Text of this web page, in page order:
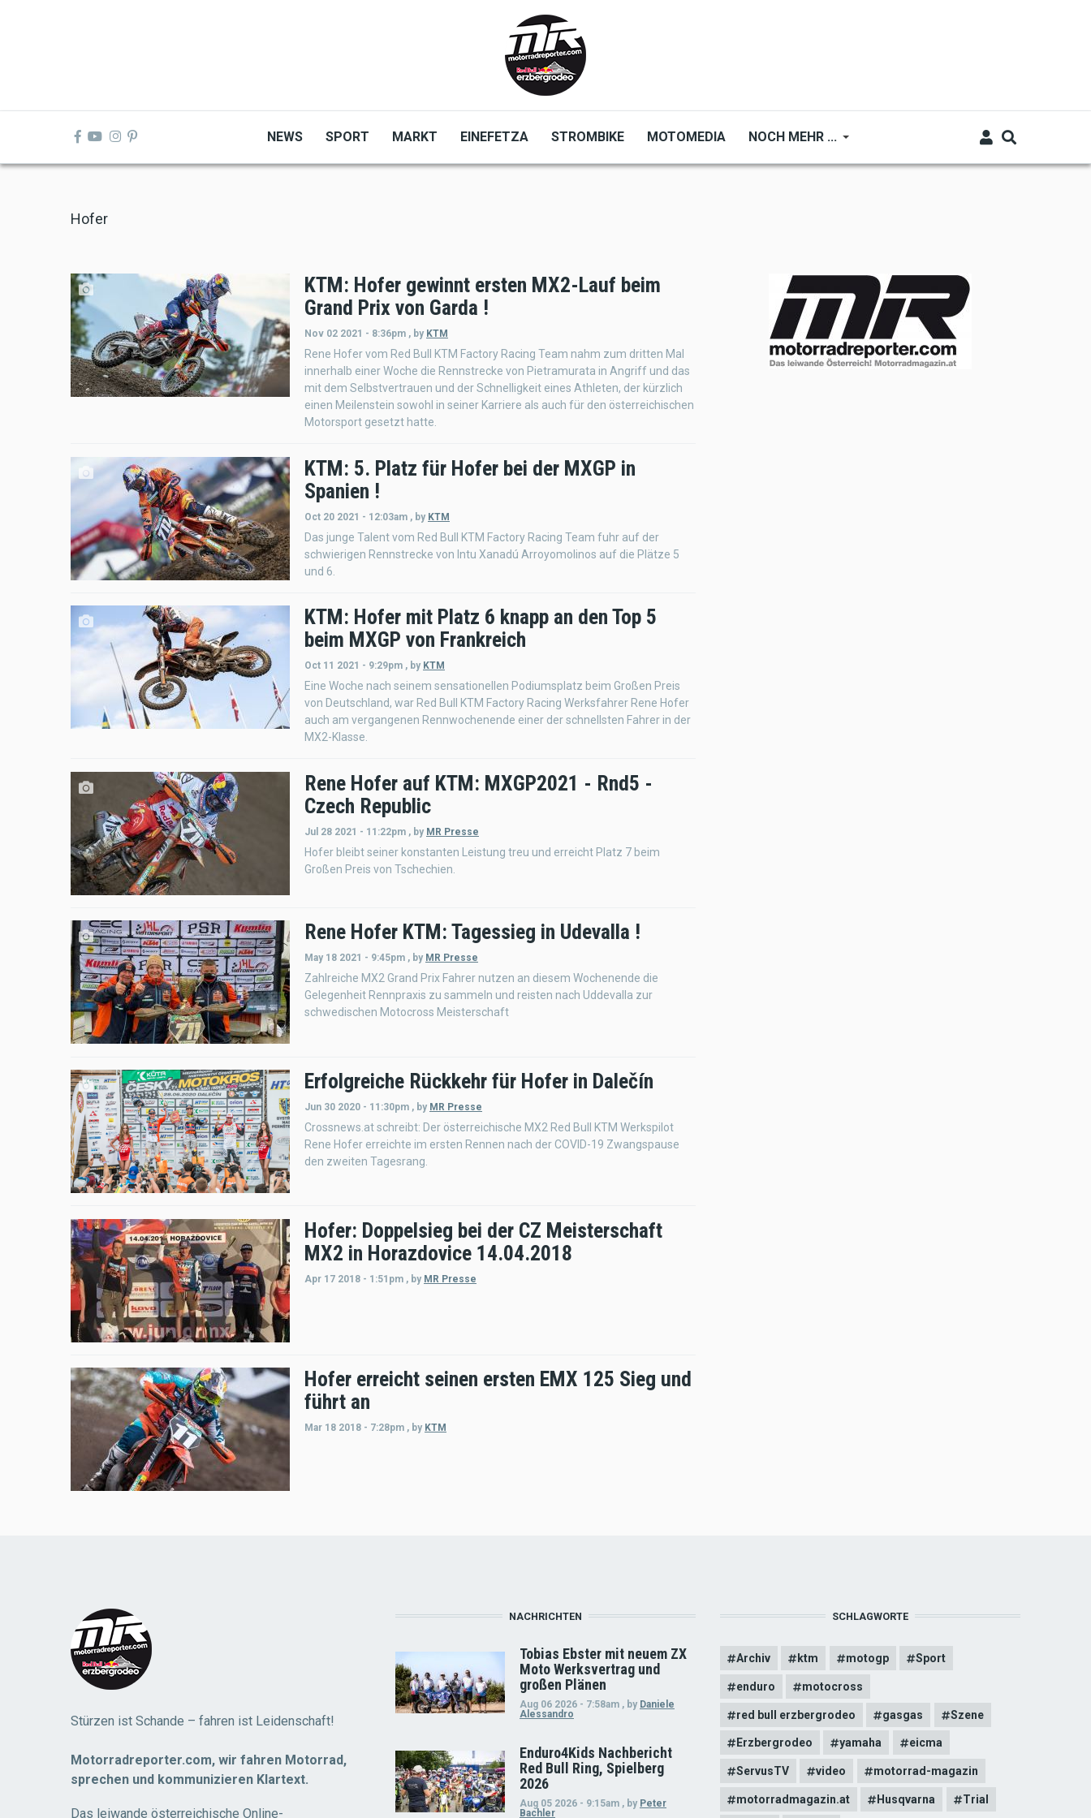
NEWS SPORT MARKT EINEFETZA STROMBIKE MOTOMEDIA NOCH MEHR ...
Hofer
KTM: Hofer gewinnt ersten MX2-Lauf beim
Grand Prix von Garda !
Nov 02 2021 - 8:36pm , by KTM
Rene Hofer vom Red Bull KTM Factory Racing Team nahm zum dritten Mal
innerhalb einer Woche die Rennstrecke von Pietramurata in Angriff und das
mit dem Selbstvertrauen und der Schnelligkeit eines Athleten, der kürzlich
einen Meilenstein sowohl in seiner Karriere als auch für den österreichischen
Motorsport gesetzt hatte.
KTM: 5. Platz für Hofer bei der MXGP in
Spanien !
Oct 20 2021 - 12:03am , by KTM
Das junge Talent vom Red Bull KTM Factory Racing Team fuhr auf der
schwierigen Rennstrecke von Intu Xanadú Arroyomolinos auf die Plätze 5
und 6.
KTM: Hofer mit Platz 6 knapp an den Top 5
beim MXGP von Frankreich
Oct 11 2021 - 9:29pm , by KTM
Eine Woche nach seinem sensationellen Podiumsplatz beim Großen Preis
von Deutschland, war Red Bull KTM Factory Racing Werksfahrer Rene Hofer
auch am vergangenen Rennwochenende einer der schnellsten Fahrer in der
MX2-Klasse.
Rene Hofer auf KTM: MXGP2021 - Rnd5 -
Czech Republic
Jul 28 2021 - 11:22pm , by MR Presse
Hofer bleibt seiner konstanten Leistung treu und erreicht Platz 7 beim
Großen Preis von Tschechien.
Rene Hofer KTM: Tagessieg in Udevalla !
May 18 2021 - 9:45pm , by MR Presse
Zahlreiche MX2 Grand Prix Fahrer nutzen an diesem Wochenende die
Gelegenheit Rennpraxis zu sammeln und reisten nach Uddevalla zur
schwedischen Motocross Meisterschaft
Erfolgreiche Rückkehr für Hofer in Dalečín
Jun 30 2020 - 11:30pm , by MR Presse
Crossnews.at schreibt: Der österreichische MX2 Red Bull KTM Werkspilot
Rene Hofer erreichte im ersten Rennen nach der COVID-19 Zwangspause
den zweiten Tagesrang.
Hofer: Doppelsieg bei der CZ Meisterschaft
MX2 in Horazdovice 14.04.2018
Apr 17 2018 - 1:51pm , by MR Presse
Hofer erreicht seinen ersten EMX 125 Sieg und
führt an
Mar 18 2018 - 7:28pm , by KTM
Stürzen ist Schande – fahren ist Leidenschaft!
Motorradreporter.com, wir fahren Motorrad,
sprechen und kommunizieren Klartext.
Das leiwande österreichische Online-
NACHRICHTEN
Tobias Ebster mit neuem ZX
Moto Werksvertrag und
großen Plänen
Aug 06 2026 - 7:58am , by Daniele
Alessandro
Enduro4Kids Nachbericht
Red Bull Ring, Spielberg
2026
Aug 05 2026 - 9:15am , by Peter
Bachler
SCHLAGWORTE
Archiv ktm motogp Sport
enduro motocross
red bull erzbergrodeo gasgas Szene
Erzbergrodeo yamaha eicma
ServusTV video motorrad-magazin
motorradmagazin.at Husqvarna Trial